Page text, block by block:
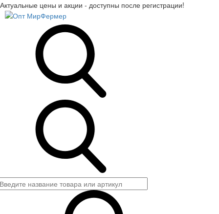
Актуальные цены и акции - доступны после регистрации!